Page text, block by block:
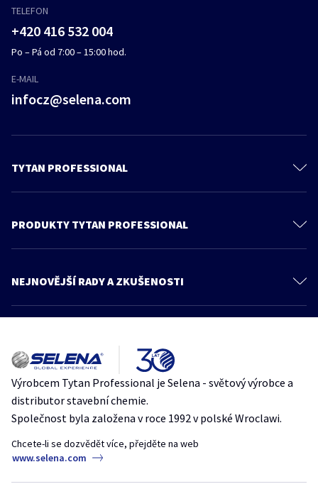
TELEFON
+420 416 532 004
Po – Pá od 7:00 – 15:00 hod.
E-MAIL
infocz@selena.com
TYTAN PROFESSIONAL
Kontaktujte nás
Všeobecné obchodní podmínky
Katalog
Zóna architekta
PRODUKTY TYTAN PROFESSIONAL
Pěnová lepidla
Zateplovací systémy
Stavební systémy
Obkladové systémy
Upevňovací systémy
Hydroizolace
NEJNOVĚJŠÍ RADY A ZKUŠENOSTI
Více článků
Plíseň polyuretanovapena spravnamontaz
7 chyb při práci s pěnovými lepidly – odborné rady od značky Tytan
Professional
penovelepidlo spravnamontaz
stavebnítipy
TytanProfessional
Výrobcem Tytan Professional je Selena - světový výrobce a
distributor stavební chemie.
Společnost byla založena v roce 1992 v polské Wroclawi.
Chcete-li se dozvědět více, přejděte na web
www.selena.com